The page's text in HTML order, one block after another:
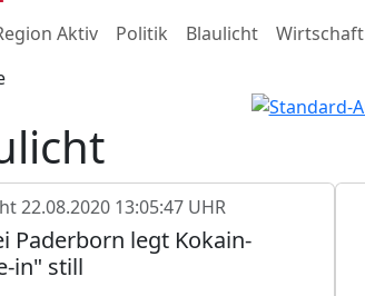
Aktiv Politik Blaulicht Wirtschaft
22.08.2020 13:05:47 UHR
Paderborn legt Kokain-
in" still